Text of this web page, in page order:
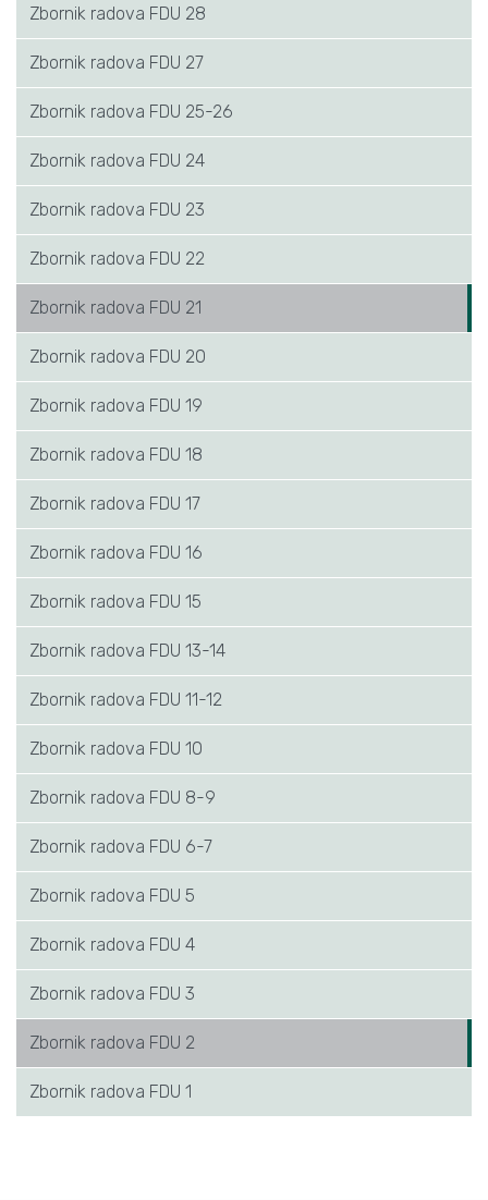
Zbornik radova FDU 28
Zbornik radova FDU 27
Zbornik radova FDU 25-26
Zbornik radova FDU 24
Zbornik radova FDU 23
Zbornik radova FDU 22
Zbornik radova FDU 21
Zbornik radova FDU 20
Zbornik radova FDU 19
Zbornik radova FDU 18
Zbornik radova FDU 17
Zbornik radova FDU 16
Zbornik radova FDU 15
Zbornik radova FDU 13-14
Zbornik radova FDU 11-12
Zbornik radova FDU 10
Zbornik radova FDU 8-9
Zbornik radova FDU 6-7
Zbornik radova FDU 5
Zbornik radova FDU 4
Zbornik radova FDU 3
Zbornik radova FDU 2
Zbornik radova FDU 1